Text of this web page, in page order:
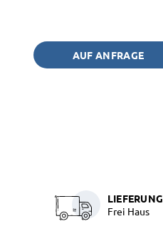
AUF ANFRAGE
LIEFERUNG
Frei Haus